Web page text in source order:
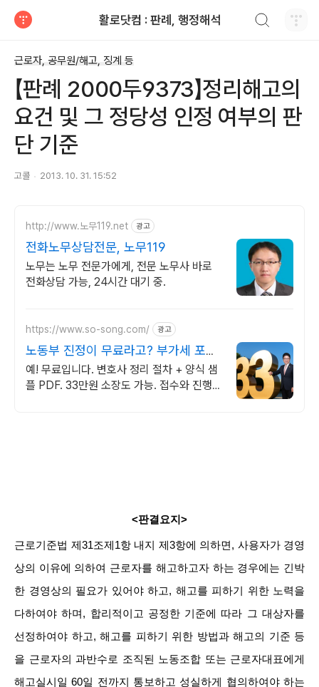
활로닷컴 : 판례, 행정해석
근로자, 공무원/해고, 징계 등
【판례 2000두9373】정리해고의
요건 및 그 정당성 인정 여부의 판
단 기준
고콜 2013. 10. 31. 15:52
http://www.노무119.net 광고
전화노무상담전문, 노무119
노무는 노무 전문가에게, 전문 노무사 바로
전화상담 가능, 24시간 대기 중.
https://www.so-song.com/ 광고
노동부 진정이 무료라고? 부가세 포함
추가비용 없음
예! 무료입니다. 변호사 정리 절차 + 양식 샘
플 PDF. 33만원 소장도 가능. 접수와 진행
<판결요지>
근로기준법 제31조제1항 내지 제3항에 의하면, 사용자가 경영
상의 이유에 의하여 근로자를 해고하고자 하는 경우에는 긴박
한 경영상의 필요가 있어야 하고, 해고를 피하기 위한 노력을
다하여야 하며, 합리적이고 공정한 기준에 따라 그 대상자를
선정하여야 하고, 해고를 피하기 위한 방법과 해고의 기준 등
을 근로자의 과반수로 조직된 노동조합 또는 근로자대표에게
해고실시일 60일 전까지 통보하고 성실하게 협의하여야 하는